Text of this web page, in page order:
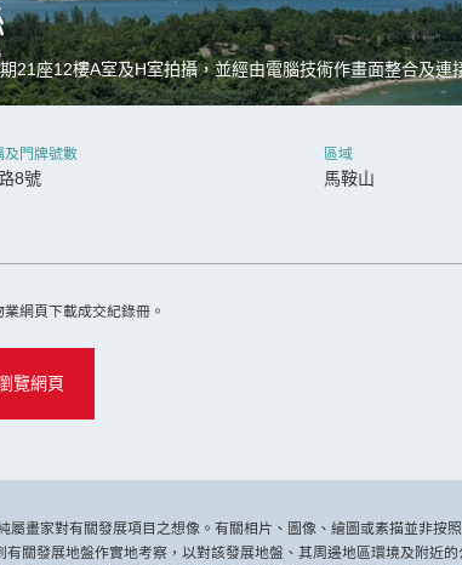
21座12樓A室及H室拍攝，並經由電腦技術作畫面整合及連
及門牌號數
8號
區域
馬鞍山
業網頁下載成交紀錄冊。
覽網頁
畫家對有關發展項目之想像。有關相片、圖像、繪圖或素描並非按
關發展地盤作實地考察，以對該發展地盤、其周邊地區環境及附近